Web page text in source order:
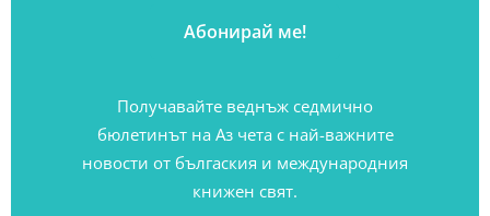
Получавайте веднъж седмично
бюлетинът на Аз чета с най-важните
новости от бългаския и международния
книжен свят.